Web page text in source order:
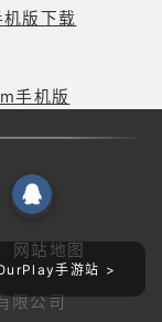
手游站 >
版下载
手机版
网站地图
限公司